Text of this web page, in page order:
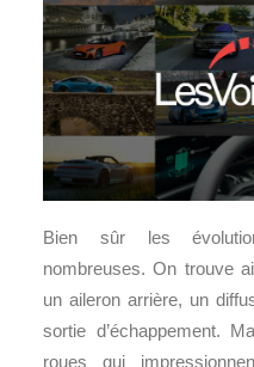
Bien sûr les
nombreuses. On trouve
un aileron arrière, un
sortie d’échappement.
roues qui